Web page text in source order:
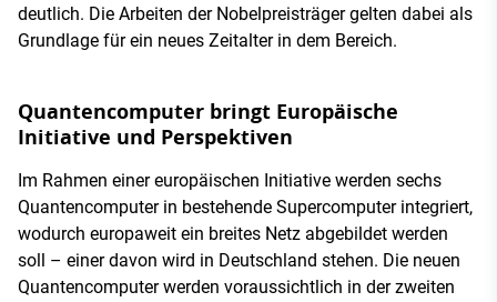
deutlich. Die Arbeiten der Nobelpreisträger gelten dabei als
Grundlage für ein neues Zeitalter in dem Bereich.
Quantencomputer bringt Europäische
Initiative und Perspektiven
Im Rahmen einer europäischen Initiative werden sechs
Quantencomputer in bestehende Supercomputer integriert,
wodurch europaweit ein breites Netz abgebildet werden
soll – einer davon wird in Deutschland stehen. Die neuen
Quantencomputer werden voraussichtlich in der zweiten